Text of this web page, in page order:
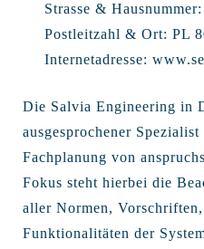
Strasse & Hausnummer:
Postleitzahl & Ort: PL
Internetadresse:
Die Salvia Engineering in
ausgesprochener
Fachplanung von
Fokus steht hierbei die
aller Normen,
Funktionalitäten der